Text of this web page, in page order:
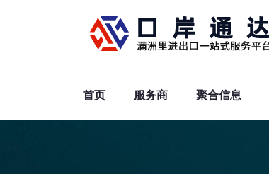
首页 服务商 聚合信息